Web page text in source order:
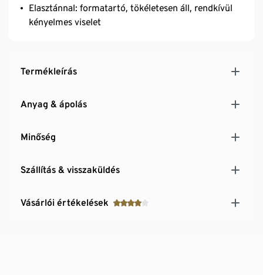
Elasztánnal: formatartó, tökéletesen áll, rendkívül
kényelmes viselet
Termékleírás
Anyag & ápolás
Minőség
Szállítás & visszaküldés
Vásárlói értékelések